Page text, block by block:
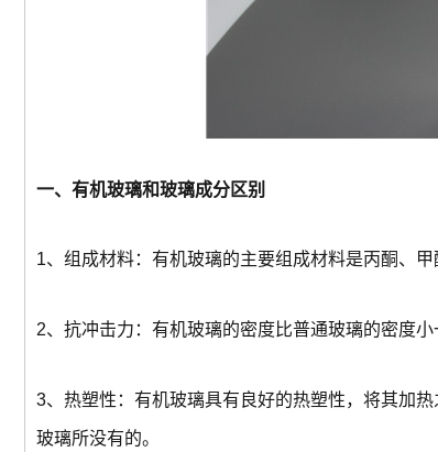
一、有机玻璃和玻璃成分区别
1、组成材料：有机玻璃的主要组成材料是丙酮、
2、抗冲击力：有机玻璃的密度比普通玻璃的密度
3、热塑性：有机玻璃具有良好的热塑性，将其加
玻璃所没有的。